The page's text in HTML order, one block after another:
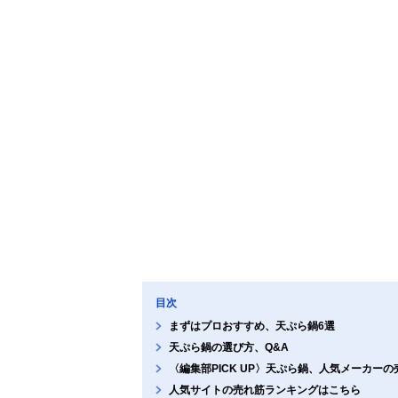
目次
まずはプロおすすめ、天ぷら鍋6選
天ぷら鍋の選び方、Q&A
〈編集部PICK UP〉天ぷら鍋、人気メーカーの
人気サイトの売れ筋ランキングはこちら